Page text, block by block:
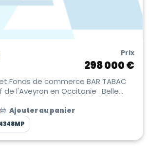
Prix
298 000 €
Fonds de commerce BAR TABAC
de l'Aveyron en Occitanie . Belle
Ajouter au panier